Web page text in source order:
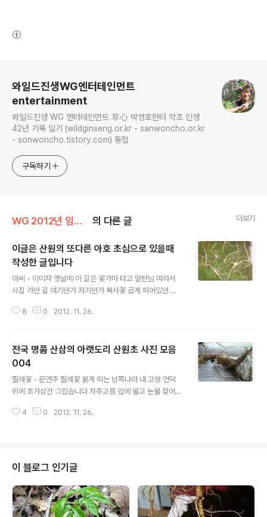
와일드진생WG엔터테인먼트
entertainment
와일드진생 WG 엔터테인먼트 草心 박영호헌터 약초 인생
42년 기록 일기 (wildginseng.or.kr - sanwoncho.or.kr
- sonwoncho.tistory.com) 통합
구독하기
WG 2012년 임진년 기록 의 다른 글 더보기
이글은 산원의 또다른 아호 초심으로 있을때
작성한 글입니다
아씨 - 이미자 옛날에 이 길은 꽃가마 타고 말탄님 따라서
시집 가던 길 여기던가 저기던가 복사꽃 곱게 피어있던 길
나 옛날에 이 길은 새색시 적에 서방님 따라서 나들이 가던
출처 : Daum뮤직 추신: 산원의 지난 글 2012년 11월 25
일 업데이트 합니다 상기 내용은 심마니 초심의 28년 경험
중에서 노두 부분에 대한 산산 감정 기준입니다 하단 내용
이 꼭 절대 적이라고는 말할수 없지만,오늘은 산삼에 대한
올바른 지식을 알리고자 본인이 몇자 올립니다..또한 본 내
용이 절대적이라고는 말 할수 없지만 기존 심마니나 산삼
8 0 2012. 11. 26.
전국 명품 산삼의 아랫도리 산원초 사진 모음
004
찔레꽃 - 문연주 찔레꽃 붉게 피는 남쪽나라 내 고향 언덕
위에 초가삼간 그립습니다 자주고름 입에 물고 눈물 젖어
던 동창생 천리 객창 북두성이 서럽습니다 작년 봄에 모여
4 0 2012. 11. 26.
이 블로그 인기글